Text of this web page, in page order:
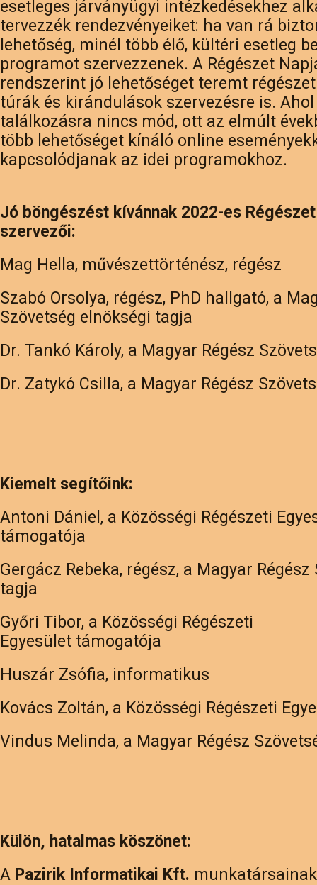
esetleges járványügyi intézkedésekhez
tervezzék rendezvényeiket: ha van rá
lehetőség, minél több élő, kültéri esetleg
programot szervezzenek. A Régészet
rendszerint jó lehetőséget teremt
túrák és kirándulások szervezésre is.
találkozásra nincs mód, ott az elmúlt
több lehetőséget kínáló online
kapcsolódjanak az idei programokhoz.
Jó böngészést kívánnak 2022-es
szervezői:
Mag Hella, művészettörténész, régész
Szabó Orsolya, régész, PhD hallgató, a
Szövetség elnökségi tagja
Dr. Tankó Károly, a Magyar Régész
Dr. Zatykó Csilla, a Magyar Régész
Kiemelt segítőink:
Antoni Dániel, a Közösségi Régészeti
támogatója
Gergácz Rebeka, régész, a Magyar Régész
tagja
Győri Tibor, a Közösségi Régészeti
Egyesület támogatója
Huszár Zsófia, informatikus
Kovács Zoltán, a Közösségi Régészeti
Vindus Melinda, a Magyar Régész
Külön, hatalmas köszönet:
A Pazirik Informatikai Kft.